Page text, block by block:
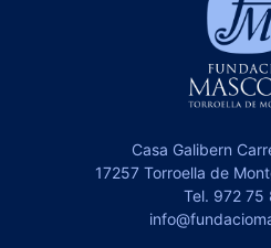
Casa Galibern
17257 Torroella de
Tel. 972 75